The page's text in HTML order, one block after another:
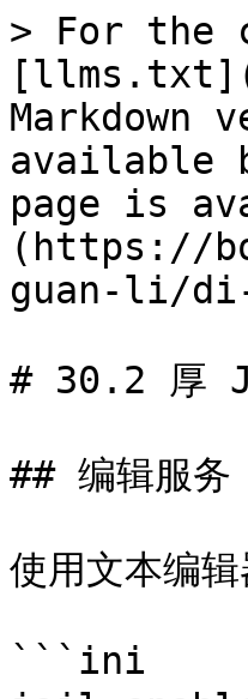
> For the
Markdown
available
page is
(https://
guan-li/
# 30.2 厚
## 编辑服务
使用文本编
```ini